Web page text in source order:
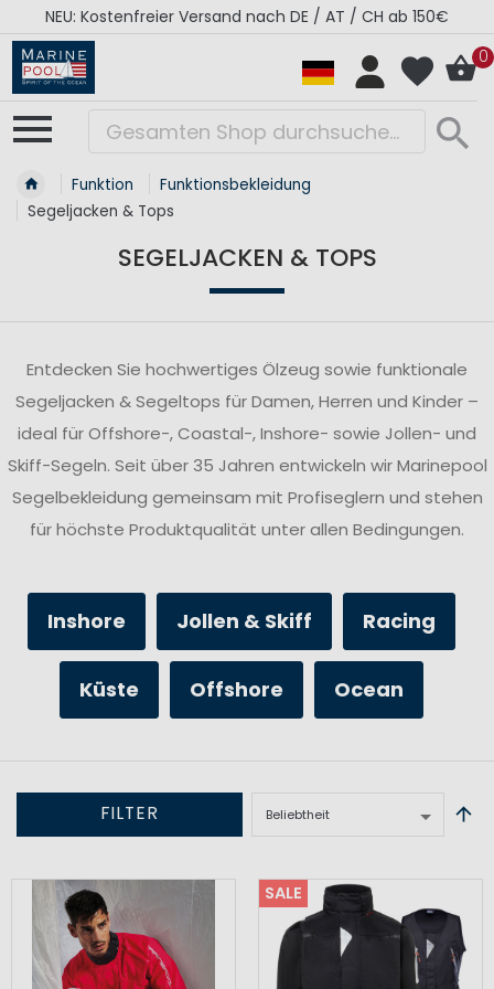
RÉGATES ROYALES Kollektion - Super Sale
0
Funktion
Funktionsbekleidung
Segeljacken & Tops
SEGELJACKEN & TOPS
Entdecken Sie hochwertiges Ölzeug sowie funktionale
Segeljacken & Segeltops für Damen, Herren und Kinder –
ideal für Offshore-, Coastal-, Inshore- sowie Jollen- und
Skiff-Segeln. Seit über 35 Jahren entwickeln wir Marinepool
Segelbekleidung gemeinsam mit Profiseglern und stehen
für höchste Produktqualität unter allen Bedingungen.
Inshore Jollen & Skiff Racing
Küste Offshore Ocean
FILTER
SALE